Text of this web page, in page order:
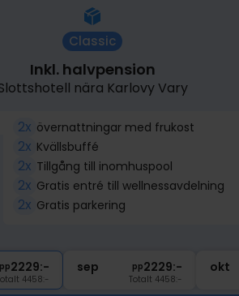
Classic
Inkl. halvpension
nära Karlovy Vary
2x övernattningar med frukost
2x Kvällsbuffé
2x Tillgång till inomhuspool
2x Gratis entré till wellnessavdelning
2x Gratis parkering
pp2229:-
4458:-
sep pp2229:-
Totalt 4458:-
okt